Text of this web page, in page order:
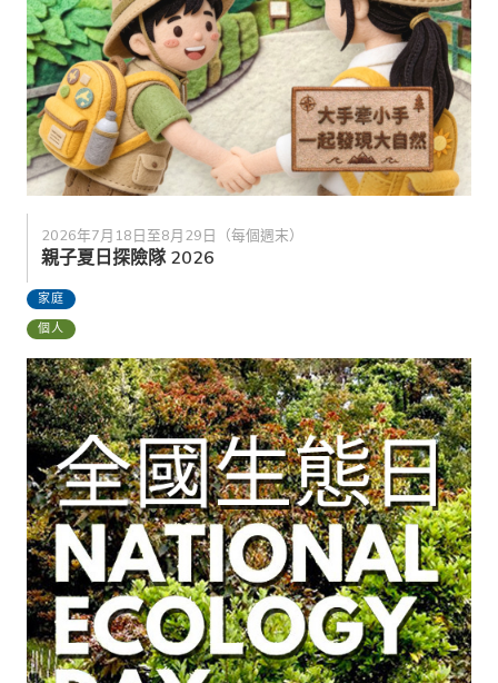
2026年7月18日至8月29日（每個週末）
親子夏日探險隊 2026
家庭
個人